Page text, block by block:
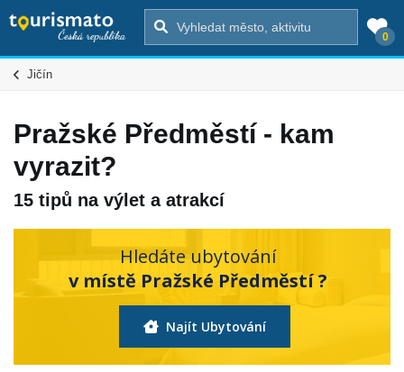
0
Jičín
Pražské Předměstí - kam
vyrazit?
15 tipů na výlet a atrakcí
Hledáte ubytování
v místě Pražské Předměstí ?
Najít Ubytování